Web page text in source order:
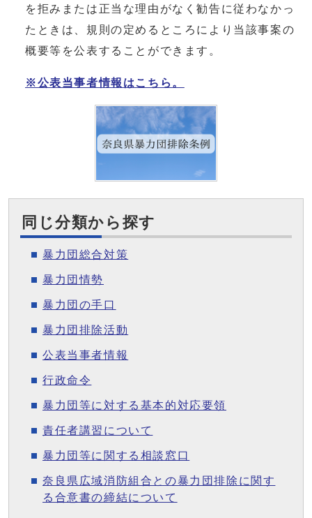
を拒みまたは正当な理由がなく勧告に従わなかっ
たときは、規則の定めるところにより当該事案の
概要等を公表することができます。
※公表当事者情報はこちら。
同じ分類から探す
暴力団総合対策
暴力団情勢
暴力団の手口
暴力団排除活動
公表当事者情報
行政命令
暴力団等に対する基本的対応要領
責任者講習について
暴力団等に関する相談窓口
奈良県広域消防組合との暴力団排除に関す
る合意書の締結について